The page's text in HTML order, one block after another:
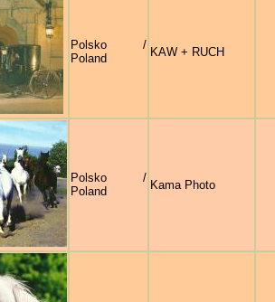
Polsko /
Poland
KAW + RUCH
Polsko /
Poland
Kama Photo